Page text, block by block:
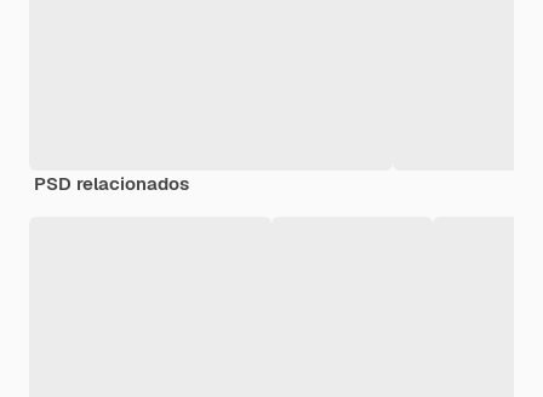
PSD relacionados